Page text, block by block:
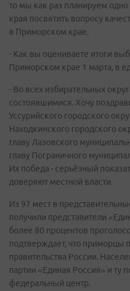
то мы как раз планируем
края посвятить вопросу
в Приморском крае.
- Как вы оцениваете итоги
Приморском крае 1 марта, в
- Во всех избирательных
состоявшимися. Хочу
Уссурийского городского
Находкинского городского
главу Лазовского
главу Пограничного
Их победа - серьёзный
доверяют местной власти.
Из 97 мест в
получили представители
более 80 процентов
подтверждает, что приморцы
правительства России.
партии «Единая Россия» и ту
федеральный центр.